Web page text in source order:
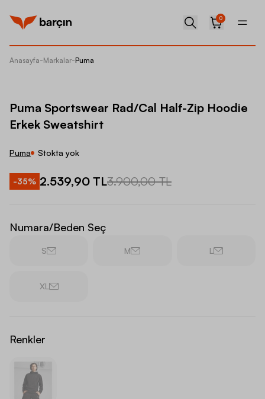
0
Anasayfa-Markalar-Puma
Puma Sportswear Rad/Cal Half-Zip Hoodie
Erkek Sweatshirt
Puma Stokta yok
-35% 2.539,90 TL3.900,00 TL
Numara/Beden Seç
S M L
XL
Renkler